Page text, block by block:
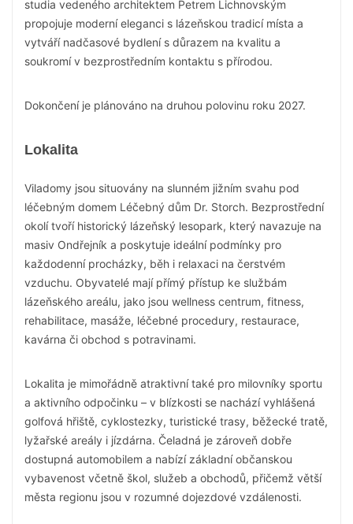
studia vedeného architektem Petrem Lichnovským
propojuje moderní eleganci s lázeňskou tradicí místa a
vytváří nadčasové bydlení s důrazem na kvalitu a
soukromí v bezprostředním kontaktu s přírodou.
Dokončení je plánováno na druhou polovinu roku 2027.
Lokalita
Viladomy jsou situovány na slunném jižním svahu pod
léčebným domem Léčebný dům Dr. Storch. Bezprostřední
okolí tvoří historický lázeňský lesopark, který navazuje na
masiv Ondřejník a poskytuje ideální podmínky pro
každodenní procházky, běh i relaxaci na čerstvém
vzduchu. Obyvatelé mají přímý přístup ke službám
lázeňského areálu, jako jsou wellness centrum, fitness,
rehabilitace, masáže, léčebné procedury, restaurace,
kavárna či obchod s potravinami.
Lokalita je mimořádně atraktivní také pro milovníky sportu
a aktivního odpočinku – v blízkosti se nachází vyhlášená
golfová hřiště, cyklostezky, turistické trasy, běžecké tratě,
lyžařské areály i jízdárna. Čeladná je zároveň dobře
dostupná automobilem a nabízí základní občanskou
vybavenost včetně škol, služeb a obchodů, přičemž větší
města regionu jsou v rozumné dojezdové vzdálenosti.